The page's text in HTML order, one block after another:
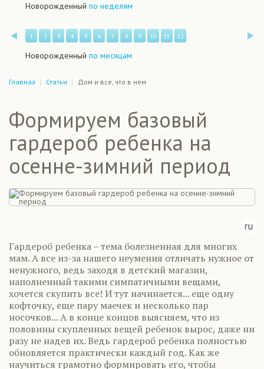
Новорожденный по неделям
Назад
1 2 3 4 5 6 7 8 9 10 11 12
Новорожденный по месяцам
Главная Статьи Дом и все, что в нем
Формируем базовый
гардероб ребенка на
осенне-зимний период
Гардероб ребенка – тема болезненная для многих
мам. А все из-за нашего неумения отличать нужное от
ненужного, ведь заходя в детский магазин,
наполненный такими симпатичными вещами,
хочется скупить все! И тут начинается... еще одну
кофточку, еще пару маечек и несколько пар
носочков... А в конце концов выясняем, что из
половины скупленных вещей ребенок вырос, даже ни
разу не надев их. Ведь гардероб ребенка полностью
обновляется практически каждый год. Как же
научиться грамотно формировать его, чтобы